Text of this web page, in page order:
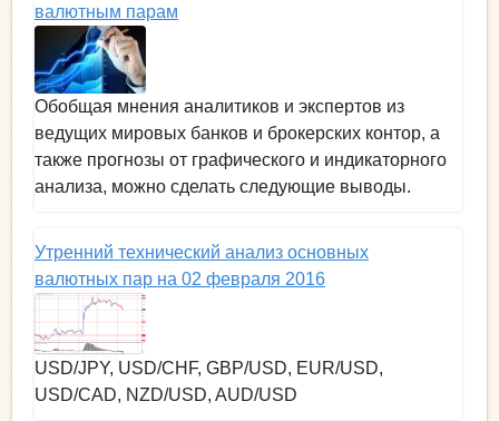
валютным парам
Обобщая мнения аналитиков и экспертов из
ведущих мировых банков и брокерских контор, а
также прогнозы от графического и индикаторного
анализа, можно сделать следующие выводы.
Утренний технический анализ основных
валютных пар на 02 февраля 2016
USD/JPY, USD/CHF, GBP/USD, EUR/USD,
USD/CAD, NZD/USD, AUD/USD